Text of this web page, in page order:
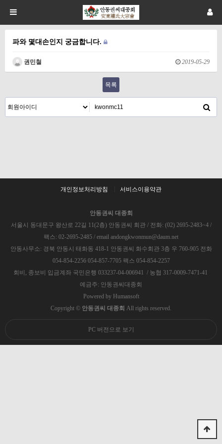
파와 몇대손인지 궁금합니다.
권민철 2019-05-29
목록
개인정보처리방침 서비스이용약관
안동권씨 대종회
서울시 동대문구 왕산로 22길 11(2층) 안동권씨 회관 / 전화: (02) 2695-2483~4 /
팩스: 02-2695-2485 / email andongkwonmun@daum.net
안동사무소: 경북 안동시 태화동 418-1 안동권씨 화수회관 3층 우 760-905 전화
054-854-2256 054-857-7705 팩스 054-854-2257
회비, 종보비 입금계좌 국민은행 033237-04-006941 / 농협 317-0009-7471-41
예금주: 안동권씨대종회
Powered by Humansoft
Copyright © 안동권씨 대종회 All rights reserved.
PC 버전으로 보기